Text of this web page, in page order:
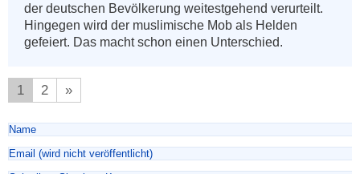
der deutschen Bevölkerung weitestgehend verurteilt.
Hingegen wird der muslimische Mob als Helden
gefeiert. Das macht schon einen Unterschied.
1 2 »